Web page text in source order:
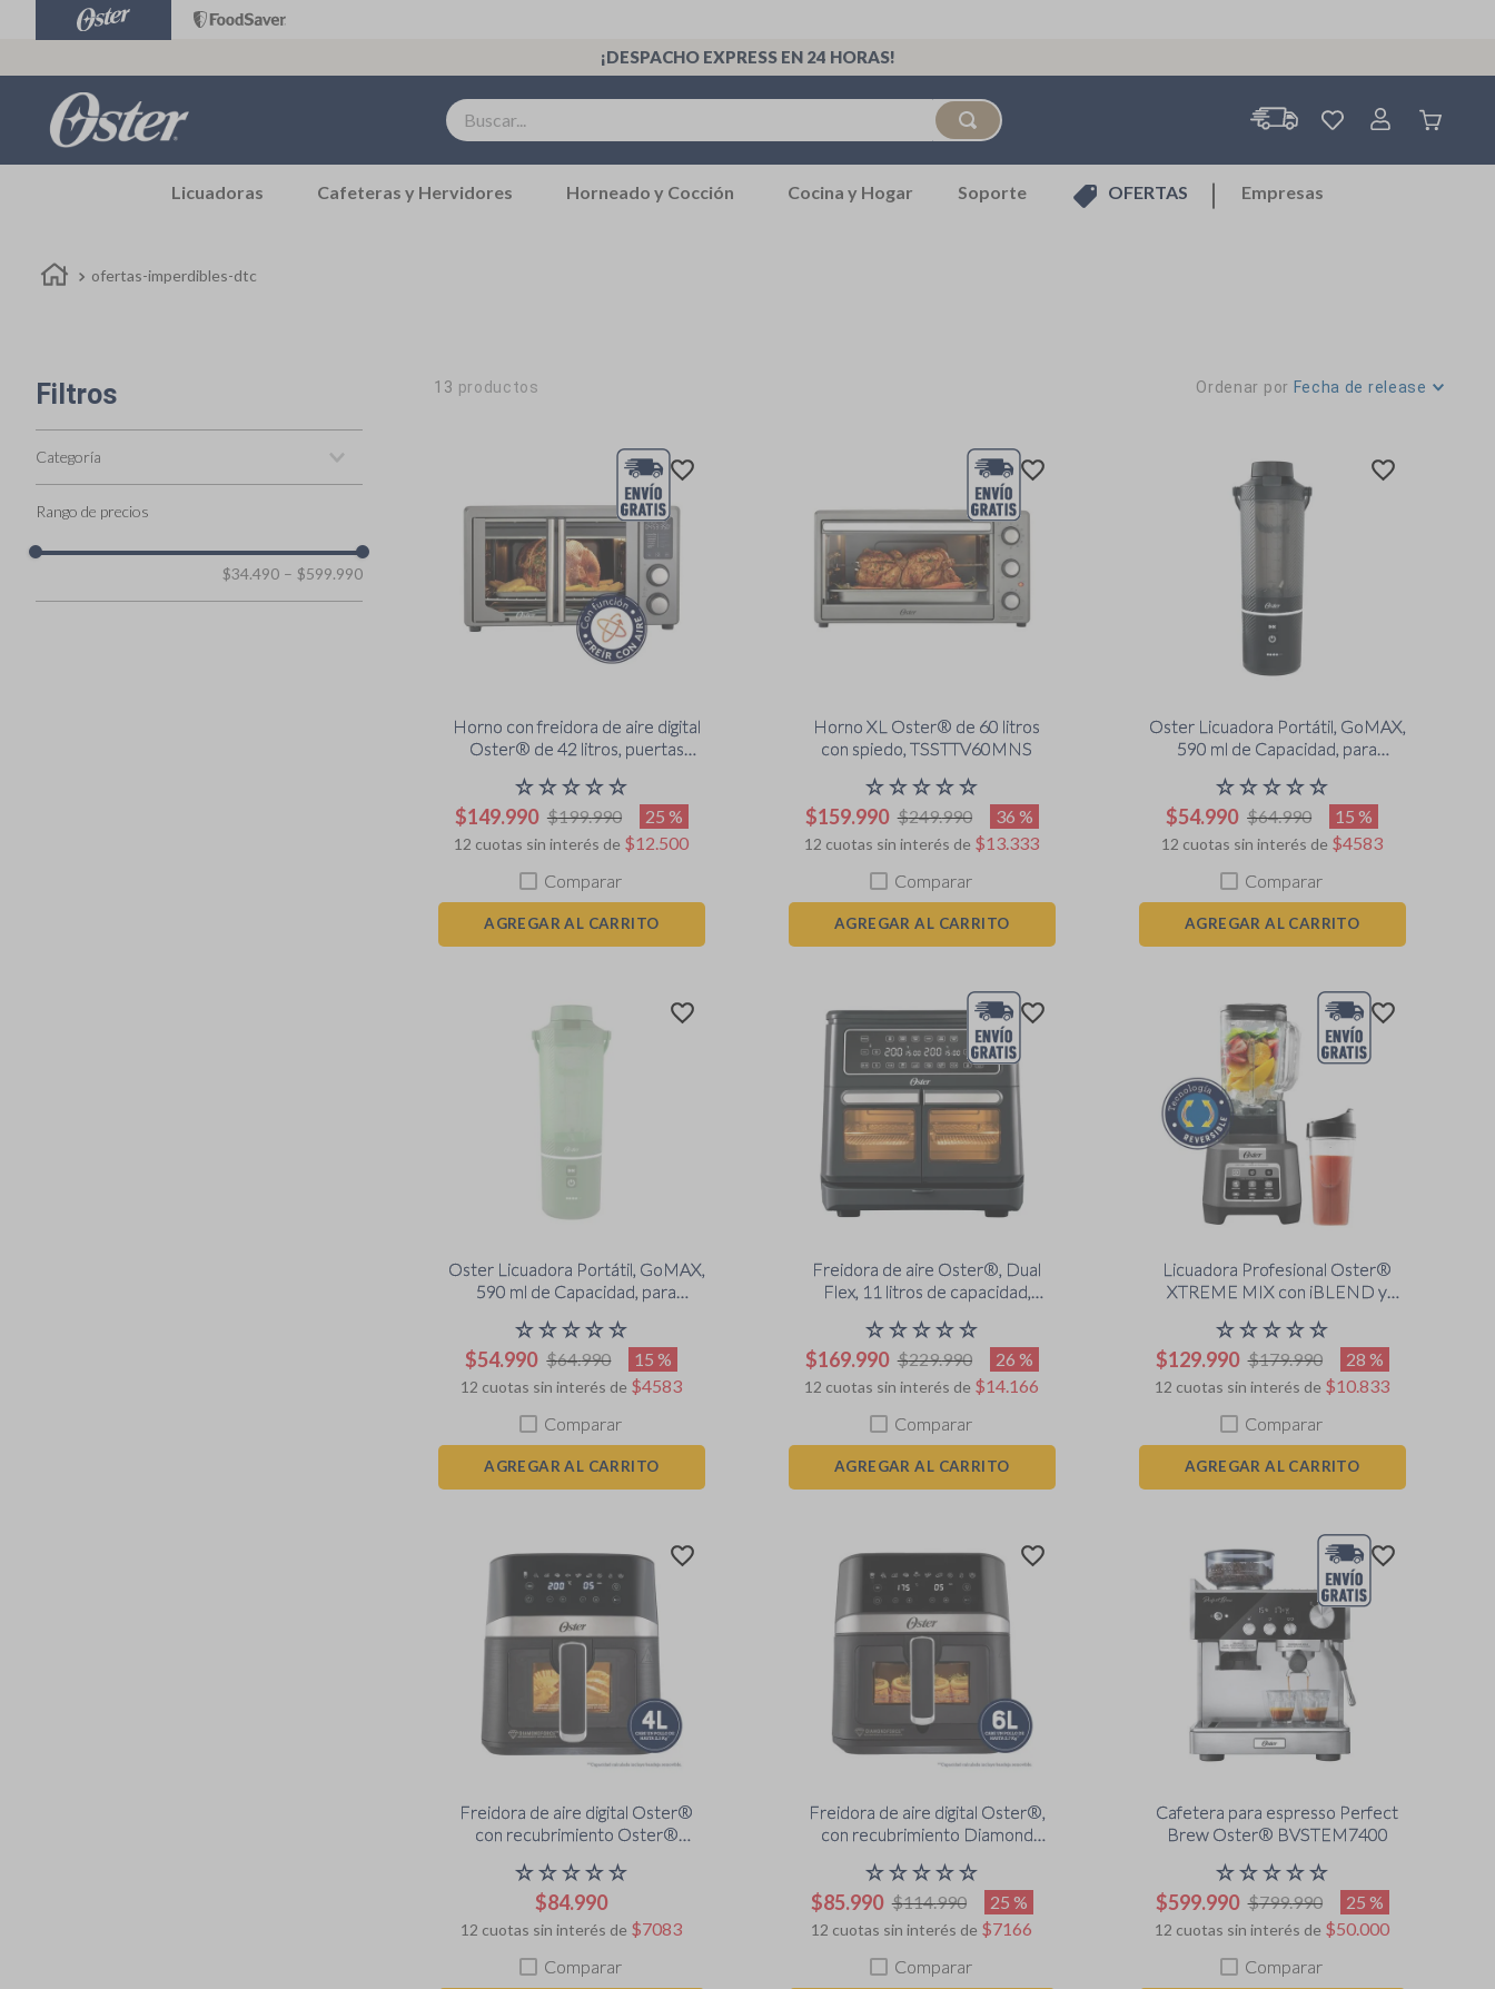
¡DESPACHO EXPRESS EN 24 HORAS!
Buscar...
Licuadoras Cafeteras y Hervidores Horneado y Cocción Cocina y Hogar Soporte OFERTAS Empresas
ofertas-imperdibles-dtc
Filtros
Categoría
Tecnologia-Licuadoras
Licuadoras-tipo
Hogar y Planchas
$34.490 – $599.990
13 productos Ordenar por Fecha de release
Horno con freidora de aire digital
Oster® de 42 litros, puertas
☆☆☆☆☆
$149.990 $199.990 25 %
12 cuotas sin interés de $12 500
Comparar
AGREGAR AL CARRITO
Horno XL Oster® de 60 litros
con spiedo, TSSTTV60MNS
☆☆☆☆☆
$159.990 $249.990 36 %
12 cuotas sin interés de $13 333
Comparar
AGREGAR AL CARRITO
Oster Licuadora Portátil, GoMAX,
590 ml de Capacidad, para
B20-000
☆☆☆☆☆
$54.990 $64.990 15 %
12 cuotas sin interés de $4583
Comparar
AGREGAR AL CARRITO
Oster Licuadora Portátil, GoMAX,
590 ml de Capacidad, para
M20-000
☆☆☆☆☆
$54.990 $64.990 15 %
12 cuotas sin interés de $4583
Comparar
AGREGAR AL CARRITO
Freidora de aire Oster®, Dual
Flex, 11 litros de capacidad,
☆☆☆☆☆
$169.990 $229.990 26 %
12 cuotas sin interés de $14 166
Comparar
AGREGAR AL CARRITO
Licuadora Profesional Oster®
XTREME MIX con iBLEND y
Reversible, Vaso Blend-N-Go
BLSTXPG-BGW
☆☆☆☆☆
$129.990 $179.990 28 %
12 cuotas sin interés de $10.833
Comparar
AGREGAR AL CARRITO
Freidora de aire digital Oster®
con recubrimiento Oster®
CKSTAF40WDDF
☆☆☆☆☆
$84.990
12 cuotas sin interés de $7083
Comparar
Freidora de aire digital Oster®,
con recubrimiento Diamond
CKSTAF60WDDF
☆☆☆☆☆
$85.990 $114.990 25 %
12 cuotas sin interés de $7166
Comparar
Cafetera para espresso Perfect
Brew Oster® BVSTEM7400
☆☆☆☆☆
$599.990 $799.990 25 %
12 cuotas sin interés de $50.000
Comparar
TÉRMINOS MÁS BUSCADOS
hervidores
7.
batidora
10. accesorios licuadoras